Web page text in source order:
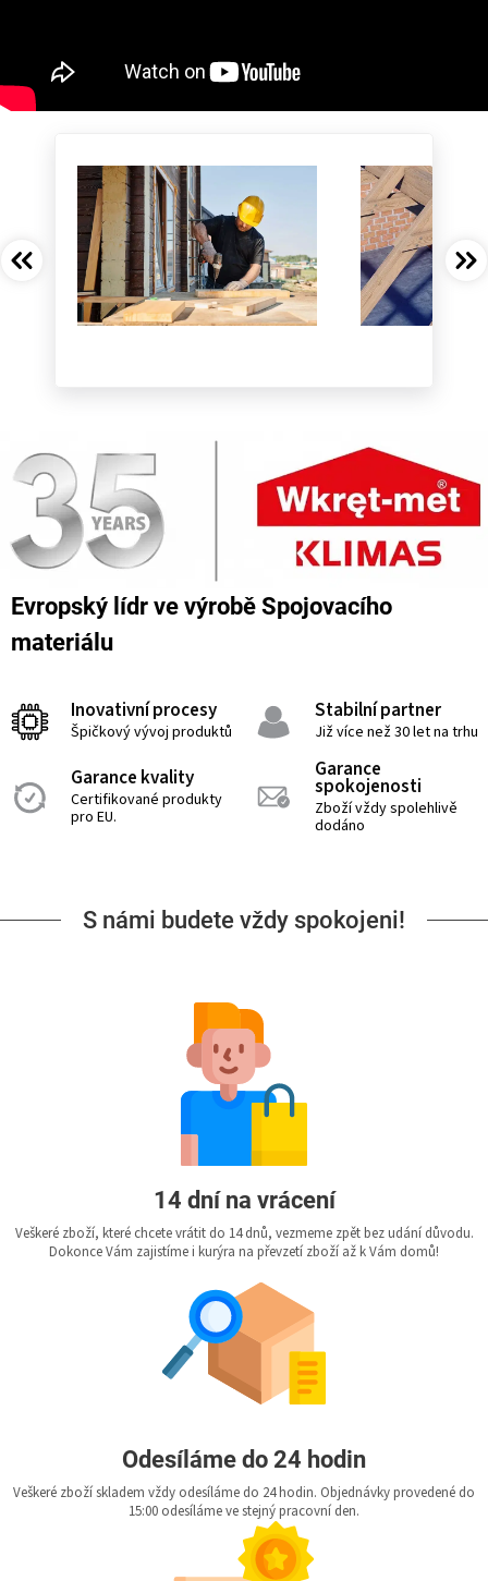
Evropský lídr ve výrobě Spojovacího
materiálu
Inovativní procesy
Špičkový vývoj produktů
Stabilní partner
Již více než 30 let na trhu
Garance kvality
Certifikované produkty
pro EU.
Garance
spokojenosti
Zboží vždy spolehlivě
dodáno
S námi budete vždy spokojeni!
14 dní na vrácení
Veškeré zboží, které chcete vrátit do 14 dnů, vezmeme zpět bez udání důvodu.
Dokonce Vám zajistíme i kurýra na převzetí zboží až k Vám domů!
Odesíláme do 24 hodin
Veškeré zboží skladem vždy odesíláme do 24 hodin. Objednávky provedené do
15:00 odesíláme ve stejný pracovní den.